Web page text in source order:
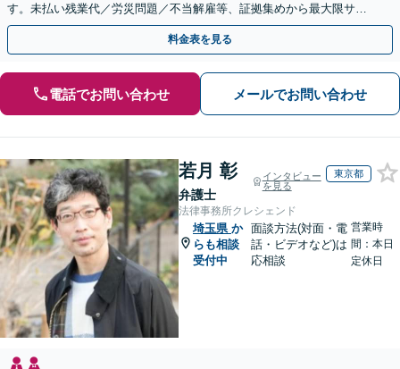
す。未払い残業代／労災問題／不当解雇等、証拠集めから最大限サポ
ート。企業側のご相談もお任せ【完全個室】【大宮駅3分】
料金表を見る
電話でお問い合わせ メールでお問い合わせ
若月 彰
弁護士
インタビュー
を見る
東京都
法律事務所クレシェンド
埼玉県 か
らも相談
受付中
面談方法(対面・電
話・ビデオなど)は
応相談
営業時
間：本日
定休日